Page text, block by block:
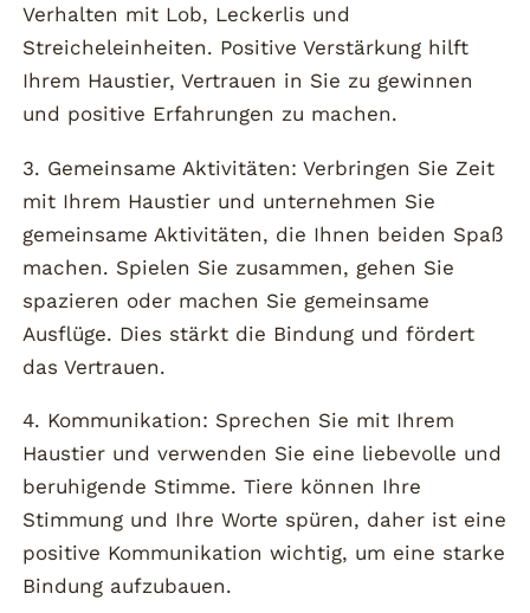
Verhalten mit Lob, Leckerlis und
Streicheleinheiten. Positive Verstärkung hilft
Ihrem Haustier, Vertrauen in Sie zu gewinnen
und positive Erfahrungen zu machen.
3. Gemeinsame Aktivitäten: Verbringen Sie Zeit
mit Ihrem Haustier und unternehmen Sie
gemeinsame Aktivitäten, die Ihnen beiden Spaß
machen. Spielen Sie zusammen, gehen Sie
spazieren oder machen Sie gemeinsame
Ausflüge. Dies stärkt die Bindung und fördert
das Vertrauen.
4. Kommunikation: Sprechen Sie mit Ihrem
Haustier und verwenden Sie eine liebevolle und
beruhigende Stimme. Tiere können Ihre
Stimmung und Ihre Worte spüren, daher ist eine
positive Kommunikation wichtig, um eine starke
Bindung aufzubauen.